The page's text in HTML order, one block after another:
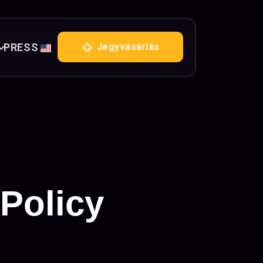
PRESS Jegyvásárlás